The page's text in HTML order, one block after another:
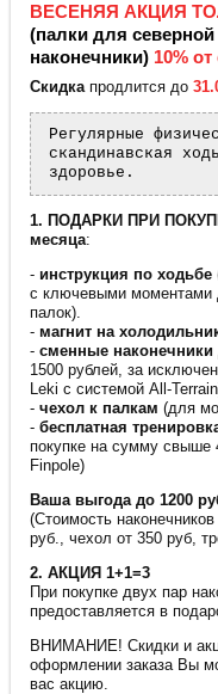
ВЕСЕНЯЯ АКЦИЯ
(палки для
наконечники) 10%
Скидка продлится до
Регулярные
скандинавская
здоровье.
1. ПОДАРКИ ПРИ
месяца:
- инструкция по ходьбе
с ключевыми моментами
палок).
- магнит на
-сменные наконечники
1500 рублей, за
Leki с системой All-
-чехол к палкам (для
-бесплатная
покупке на сумму свыше
Finpole)
Ваша выгода до 1200
(Стоимость
руб., чехол от 350 руб,
2. АКЦИЯ 1+1=3
При покупке двух пар
предоставляется в
ВНИМАНИЕ! Скидки и
оформлении заказа Вы
вас акцию.